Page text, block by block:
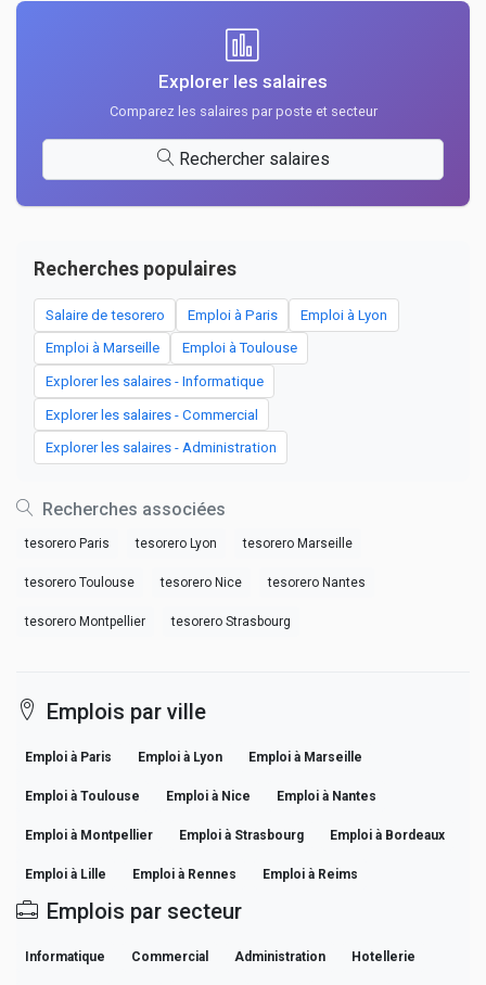
Explorer les salaires
Comparez les salaires par poste et secteur
Rechercher salaires
Recherches populaires
Salaire de tesorero Emploi à Paris Emploi à Lyon
Emploi à Marseille Emploi à Toulouse
Explorer les salaires - Informatique
Explorer les salaires - Commercial
Explorer les salaires - Administration
Recherches associées
tesorero Paris tesorero Lyon tesorero Marseille
tesorero Toulouse tesorero Nice tesorero Nantes
tesorero Montpellier tesorero Strasbourg
Emplois par ville
Emploi à Paris Emploi à Lyon Emploi à Marseille
Emploi à Toulouse Emploi à Nice Emploi à Nantes
Emploi à Montpellier Emploi à Strasbourg Emploi à Bordeaux
Emploi à Lille Emploi à Rennes Emploi à Reims
Emplois par secteur
Informatique Commercial Administration Hotellerie